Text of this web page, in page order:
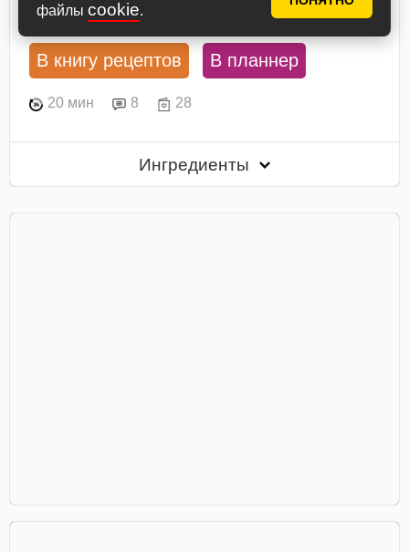
файлы cookie.
Посмотреть рецепт
В книгу рецептов В планнер
20 мин 8 28
Ингредиенты